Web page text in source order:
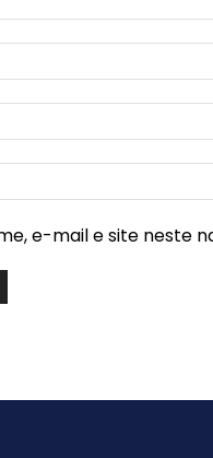
e-mail e site neste